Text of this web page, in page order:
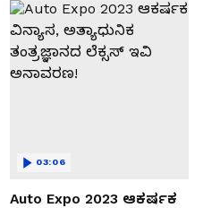
Auto Expo 2023 ಆಕರ್ಷಕ
03:06